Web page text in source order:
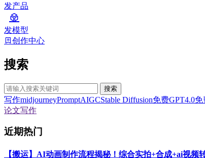
发产品
发模型
创作中心
搜索
搜索
写作midjourneyPromptAIGCStable Diffusion免费GPT4.0免
论文写作
近期热门
【搬运】AI动画制作流程揭秘！综合实拍+合成+ai视频